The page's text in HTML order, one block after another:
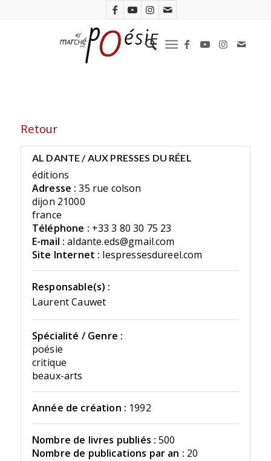
Retour
AL DANTE / AUX PRESSES DU RÉEL
éditions
Adresse : 35 rue colson
dijon 21000
france
Téléphone : +33 3 80 30 75 23
E-mail : aldante.eds@gmail.com
Site Internet : lespressesdureel.com
Responsable(s) :
Laurent Cauwet
Spécialité / Genre :
poésie
critique
beaux-arts
Année de création : 1992
Nombre de livres publiés : 500
Nombre de publications par an : 20